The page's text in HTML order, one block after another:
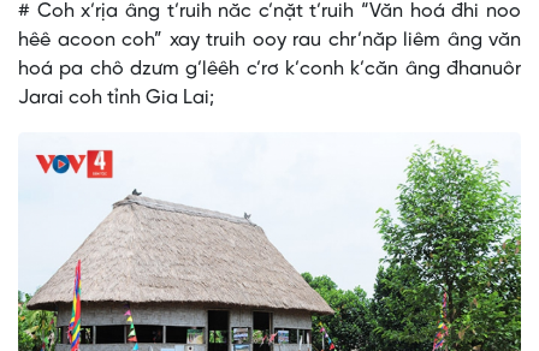
# Coh x’rịa âng t’ruih năc c’nặt t’ruih “Văn hoá đhi noo
hêê acoon coh” xay truih ooy rau chr’năp liêm âng văn
hoá pa chô dzưm g’lêêh c’rơ k’conh k’căn âng đhanuôr
Jarai coh tỉnh Gia Lai;